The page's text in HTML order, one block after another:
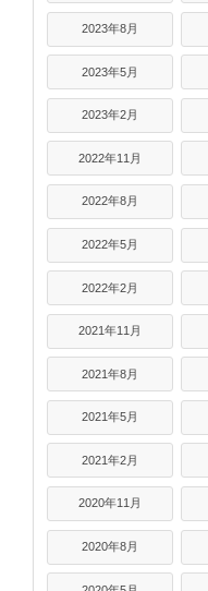
2023年8月
2023年5月
2023年2月
2022年11月
2022年8月
2022年5月
2022年2月
2021年11月
2021年8月
2021年5月
2021年2月
2020年11月
2020年8月